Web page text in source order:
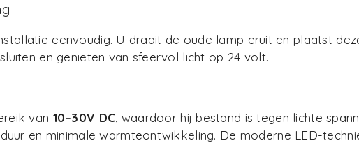
eenvoudig. U draait de oude lamp eruit en plaatst
en genieten van sfeervol licht op 24 volt.
van 10–30V DC , waardoor hij bestand is tegen lichte
en minimale warmteontwikkeling. De moderne LED-